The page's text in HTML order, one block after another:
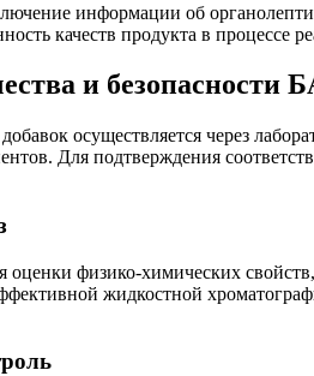
информации об
качеств продукта в процессе
и безопасности
осуществляется через
Для подтверждения
оценки физико-химических
жидкостной